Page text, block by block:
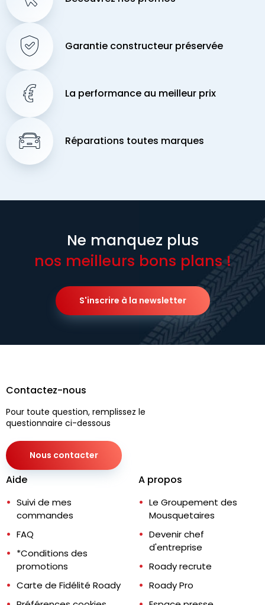
Garantie constructeur préservée
La performance au meilleur prix
Réparations toutes marques
Ne manquez plus
nos meilleurs bons plans !
S'inscrire à la newsletter
Contactez-nous
Pour toute question, remplissez le
questionnaire ci-dessous
Nous contacter
Aide
Suivi de mes
commandes
FAQ
*Conditions des
promotions
Carte de Fidélité Roady
A propos
Le Groupement des
Mousquetaires
Devenir chef
d'entreprise
Roady recrute
Roady Pro